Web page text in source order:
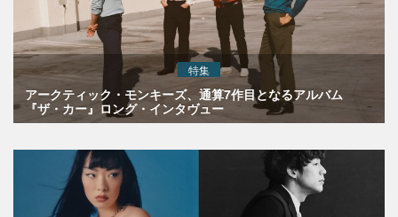
特集
アークティック・モンキーズ、通算7作目となるアルバム
『ザ・カー』ロング・インタヴュー